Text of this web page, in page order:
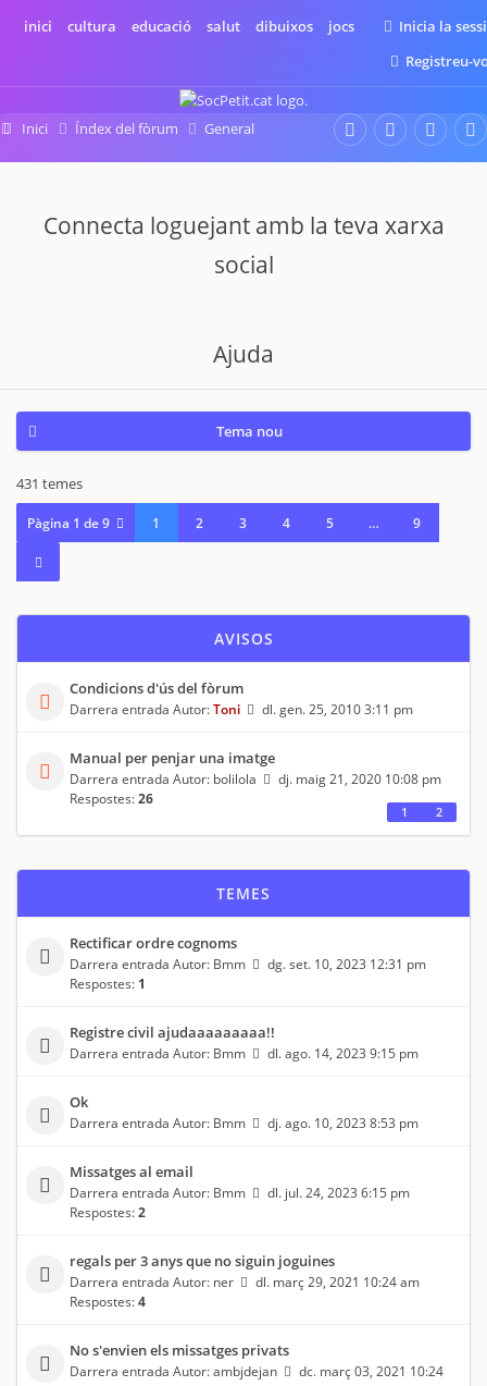
inici cultura educació salut dibuixos jocs
Inicia la
Registreu-
Inici Índex del fòrum
General
Ajuda
Connecta loguejant amb la teva xarxa
social
Ajuda
Tema nou
431 temes
Pàgina 1 de9 1 2 3 4 5 … 9
AVISOS
Condicions d'ús del fòrum
Darrera entrada Autor:Toni dl. gen. 25, 2010 3:11 pm
Manual per penjar una imatge
Darrera entrada Autor: bolilola
dj. maig 21, 2020 10:08 pm
Respostes:26
1 2
TEMES
Rectificar ordre cognoms
Darrera entrada Autor: Bmm
dg. set. 10, 2023 12:31 pm
Respostes: 1
Registre civil ajudaaaaaaaaa!!
Darrera entrada Autor: Bmm dl. ago. 14, 2023 9:15 pm
Ok
Darrera entrada Autor: Bmm dj. ago. 10, 2023 8:53 pm
Missatges al email
Darrera entrada Autor: Bmm
dl. jul. 24, 2023 6:15 pm
Respostes:2
regals per 3 anys que no siguin joguines
Darrera entrada Autor: ner
dl. març 29, 2021 10:24 am
Respostes:4
No s'envien els missatges privats
Darrera entrada Autor:ambjdejan
dc. març 03, 2021 10:24